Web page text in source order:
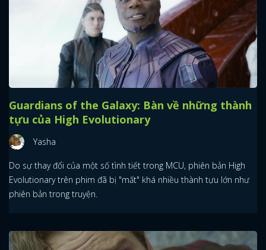
Guardians of the Galaxy: Bàn về những thành
tựu của High Evolutionary
Yasha
Do sự thay đổi của một số tình tiết trong MCU, phiên bản High
Evolutionary trên phim đã bị "mất" khá nhiều thành tựu lớn như
phiên bản trong truyện.